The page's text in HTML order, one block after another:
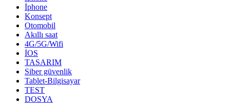
İphone
Konsept
Otomobil
Akıllı saat
4G/5G/Wifi
İOS
TASARIM
Siber güvenlik
Tablet-Bilgisayar
TEST
DOSYA